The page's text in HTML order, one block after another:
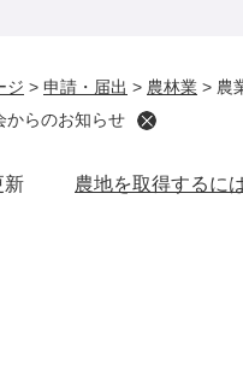
ジ > 申請・届出 > 農林業 > 農
からのお知らせ
新 農地を取得するに